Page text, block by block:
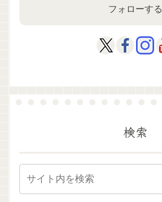
フォローする
検索